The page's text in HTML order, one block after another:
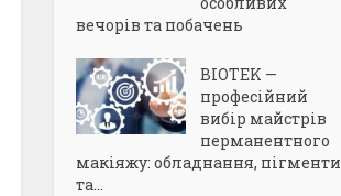
вечорів та побачень
BIOTEK —
професійний
вибір майстрів
перманентного
макіяжу: обладнання, пігменти
та...